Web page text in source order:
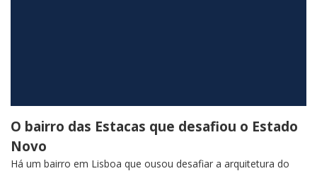
O bairro das Estacas que desafiou o Estado
Novo
Há um bairro em Lisboa que ousou desafiar a arquitetura do